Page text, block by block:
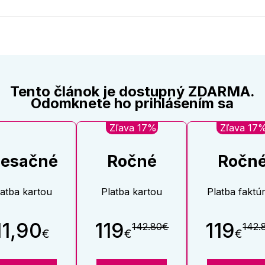
Twitter
Tento článok je dostupný ZDARMA.
Odomknete ho prihlásením sa
kartou
€
Zľava 17%
Ročné
Platba kartou
119€142.80€
Zľava
Platba
119€